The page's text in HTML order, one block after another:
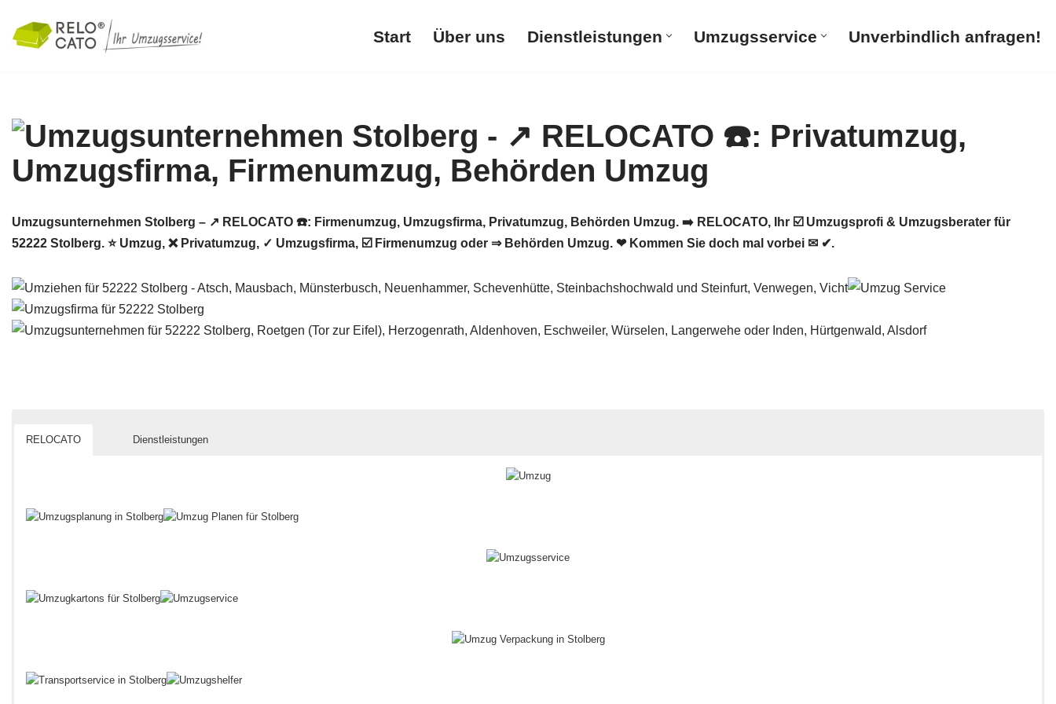
Zum
Start Über uns Dienstleistungen Umzugsservice Unverbindlich anfragen!
Umzugsunternehmen Stolberg – ↗️ RELOCATO ☎️: Firmenumzug, Umzugsfirma, Privatumzug, Behörden Umzug. ➡️ RELOCATO, Ihr ☑️ Umzugsprofi & Umzugsberater für
52222 Stolberg. ⭐ Umzug, ❌ Privatumzug, ✓ Umzugsfirma, ☑️ Firmenumzug oder ⇒ Behörden Umzug. ❤ Kommen Sie doch mal vorbei ✉ ✔.
RELOCATO Dienstleistungen